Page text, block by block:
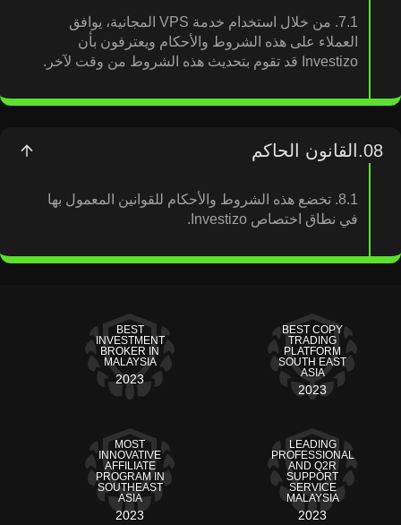
7.1. من خلال استخدام خدمة VPS المجانية، يوافق
العملاء على هذه الشروط والأحكام ويعترفون بأن
Investizo قد تقوم بتحديث هذه الشروط من وقت لآخر.
08. القانون الحاكم
8.1. تخضع هذه الشروط والأحكام للقوانين المعمول بها
في نطاق اختصاص Investizo.
BEST COPY
TRADING
PLATFORM
SOUTH EAST
ASIA
2023
BEST
INVESTMENT
BROKER IN
MALAYSIA
2023
LEADING
PROFESSIONAL
AND Q2R
SUPPORT
SERVICE
MALAYSIA
2023
MOST
INNOVATIVE
AFFILIATE
PROGRAM IN
SOUTHEAST
ASIA
2023